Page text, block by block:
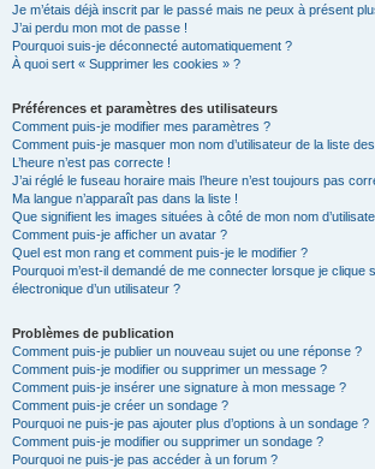
Je m’étais déjà inscrit par le passé mais ne peux à présent
J’ai perdu mon mot de passe !
Pourquoi suis-je déconnecté automatiquement ?
À quoi sert « Supprimer les cookies » ?
Préférences et paramètres des utilisateurs
Comment puis-je modifier mes paramètres ?
Comment puis-je masquer mon nom d’utilisateur de la liste
L’heure n’est pas correcte !
J’ai réglé le fuseau horaire mais l’heure n’est toujours pas
Ma langue n’apparaît pas dans la liste !
Que signifient les images situées à côté de mon nom
Comment puis-je afficher un avatar ?
Quel est mon rang et comment puis-je le modifier ?
Pourquoi m’est-il demandé de me connecter lorsque je clique
électronique d’un utilisateur ?
Problèmes de publication
Comment puis-je publier un nouveau sujet ou une réponse ?
Comment puis-je modifier ou supprimer un message ?
Comment puis-je insérer une signature à mon message ?
Comment puis-je créer un sondage ?
Pourquoi ne puis-je pas ajouter plus d’options à un sondage ?
Comment puis-je modifier ou supprimer un sondage ?
Pourquoi ne puis-je pas accéder à un forum ?